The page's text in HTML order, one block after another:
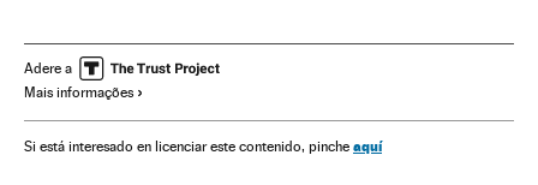
Economia Relações exteriores
José Eduardo Dos Santos
Recessão econômica África subsaariana
Adere a
Mais informações
Si está interesado en licenciar este contenido, pinche aquí